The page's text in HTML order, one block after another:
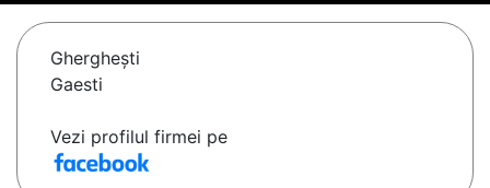
Ghergheşti
Gaesti
Vezi profilul firmei pe